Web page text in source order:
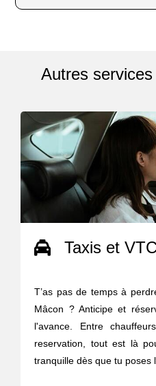
Autres
Taxis et VTC
T’as pas de temps à
Mâcon ? Anticipe et
l'avance. Entre
reservation, tout est là
tranquille dès que tu poses